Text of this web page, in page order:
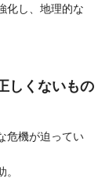
化し、地理的な
しくないもの
危機が迫ってい